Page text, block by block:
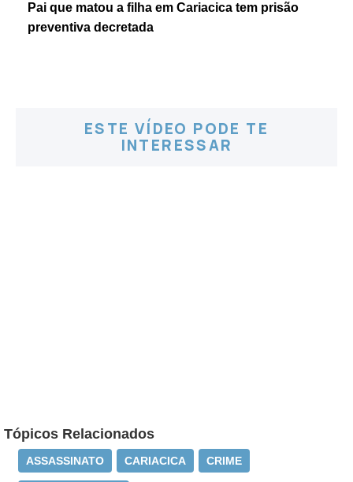
Pai que matou a filha em Cariacica tem prisão
preventiva decretada
ESTE VÍDEO PODE TE
INTERESSAR
Tópicos Relacionados
ASSASSINATO CARIACICA CRIME